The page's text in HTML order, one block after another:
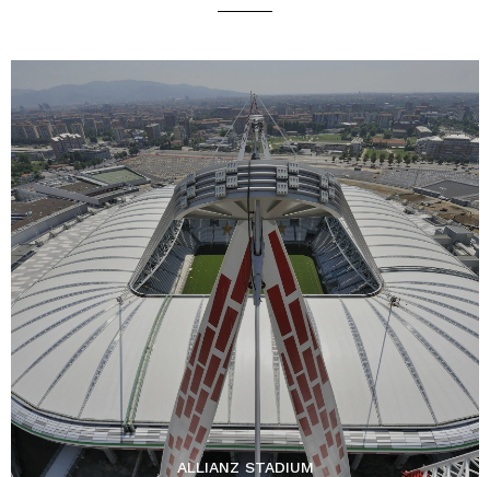
ALLIANZ STADIUM​